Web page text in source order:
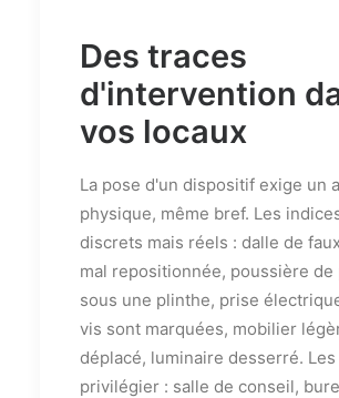
Des traces
d'intervention
vos locaux
La pose d'un dispositif exige un
physique, même bref. Les
discrets mais réels : dalle de
mal repositionnée, poussière de
sous une plinthe, prise
vis sont marquées, mobilier
déplacé, luminaire desserré.
privilégier : salle de conseil,